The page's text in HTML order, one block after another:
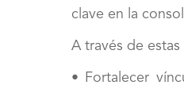
clave en la
A través de
• Fortalecer